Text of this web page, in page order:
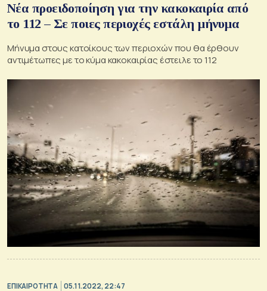
Νέα προειδοποίηση για την κακοκαιρία από
το 112 – Σε ποιες περιοχές εστάλη μήνυμα
Μήνυμα στους κατοίκους των περιοχών που θα έρθουν
αντιμέτωπες με το κύμα κακοκαιρίας έστειλε το 112
ΕΠΙΚΑΙΡΟΤΗΤΑ 05.11.2022, 22:47